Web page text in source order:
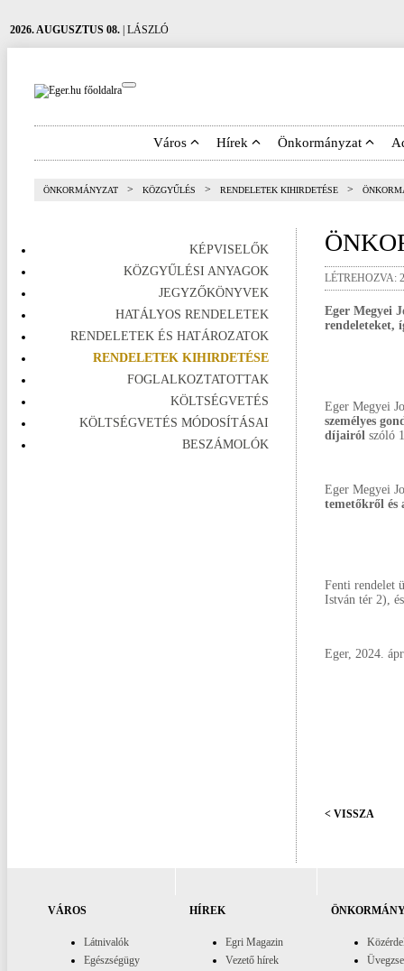
2026. AUGUSZTUS 08. | LÁSZLÓ
Város Hírek Önkormányzat
ÖNKORMÁNYZAT > KÖZGYŰLÉS > RENDELETEK KIHIRDETÉSE >
KÉPVISELŐK
KÖZGYŰLÉSI ANYAGOK
JEGYZŐKÖNYVEK
HATÁLYOS RENDELETEK
RENDELETEK ÉS HATÁROZATOK
RENDELETEK KIHIRDETÉSE
FOGLALKOZTATOTTAK
KÖLTSÉGVETÉS
KÖLTSÉGVETÉS MÓDOSÍTÁSAI
BESZÁMOLÓK
LÉTREHOZVA:
Eger Megyei
rendeleteket,
Eger Megyei
személyes
díjairól szóló
Eger Megyei
temetőkről és
Fenti rendelet
István tér 2),
Eger, 2024.
< VISSZA
VÁROS
Látnivalók
Egészségügy
HÍREK
Egri Magazin
Vezető hírek